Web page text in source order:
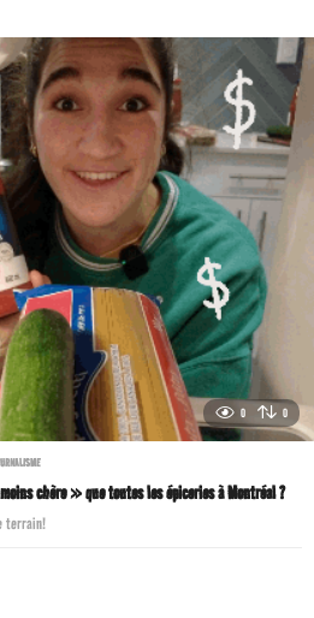
0 0
chère » que toutes les épiceries à Montréal ?
terrain!